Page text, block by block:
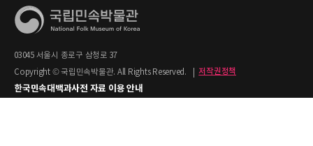
03045 서울시 종로구 삼청로 37
Copyright © 국립민속박물관. All Rights Reserved.
저작권정책
한국민속대백과사전 자료 이용 안내